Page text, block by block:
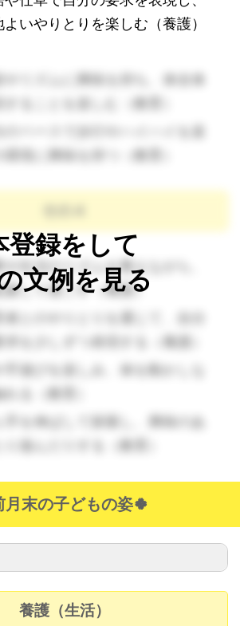
いやりとりを楽しむ（養護）
や生活のリズムを整えながら、
慮して過ごす（養護）
れる（教育）
り遊んだりする（教育）
登録をして
文例を見る
月末の子どもの姿🍀
養護（生活）